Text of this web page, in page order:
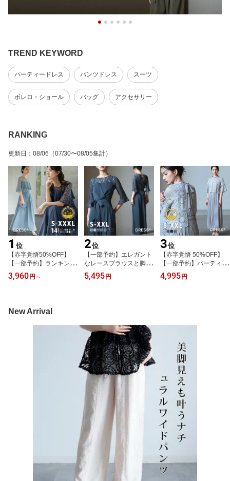
TREND KEYWORD
パーティードレス パンツドレス スーツ
ボレロ・ショール バッグ アクセサリー
RANKING
更新日 ： 08/06 （07/30〜08/05集計）
1 位
【赤字覚悟50%OFF】
【一部予約】ランキング
1位&#129351;パーティ
ードレス 結婚式 ワンピ
ォーマル レース フリル
ドレス マキシ きれいめ
楽チン ゆったり フリル
3,960円 ～
2位
【一部予約】エレガント
なレースブラウスと脚長
ジャンプスーツの2点セ
ット ワイド セミフォー
卒業式 入学式 入園式 フ
ォーマル
5,495円
3位
【赤字覚悟 50%OFF】
【一部予約】パーティー
ドレス 結婚式 披露宴 二
次会 ワンピース 袖付き
あり ホックあり 裏地あ
dsj0017
4,995円
New Arrival